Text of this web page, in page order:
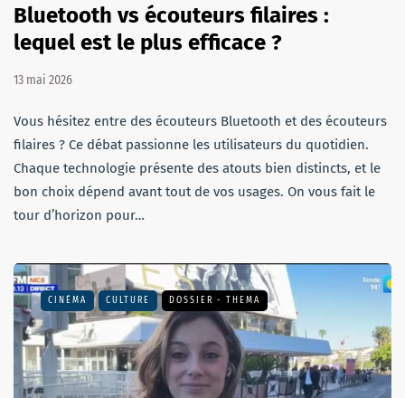
Bluetooth vs écouteurs filaires :
lequel est le plus efficace ?
13 mai 2026
Vous hésitez entre des écouteurs Bluetooth et des écouteurs
filaires ? Ce débat passionne les utilisateurs du quotidien.
Chaque technologie présente des atouts bien distincts, et le
bon choix dépend avant tout de vos usages. On vous fait le
tour d’horizon pour…
CINÉMA CULTURE DOSSIER - THEMA